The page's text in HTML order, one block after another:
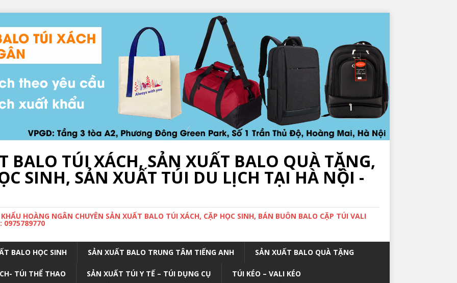
BALO TÚI XÁCH, SẢN XUẤT BALO QUÀ TẶNG,
SINH, SẢN XUẤT TÚI DU LỊCH TẠI HÀ NỘI -
HOÀNG NGÂN CHUYÊN SẢN XUẤT BALO TÚI XÁCH, CẶP HỌC SINH, BÁN BUÔN BALO CẶP TÚI VALI
0975789770
BALO HỌC SINH SẢN XUẤT BALO TRUNG TÂM TIẾNG ANH SẢN XUẤT BALO QUÀ TẶNG
TÚI THỂ THAO SẢN XUẤT TÚI Y TẾ – TÚI DỤNG CỤ TÚI KÉO – VALI KÉO